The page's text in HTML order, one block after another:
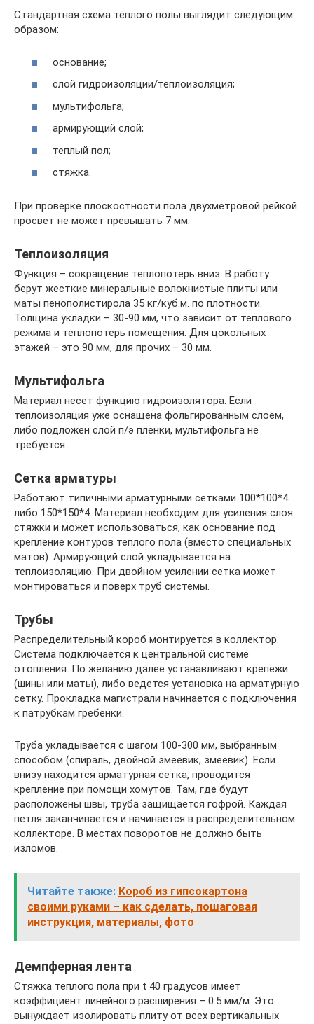
Стандартная схема теплого полы выглядит следующим
образом:
основание;
слой гидроизоляции/теплоизоляция;
мультифольга;
армирующий слой;
теплый пол;
стяжка.
При проверке плоскостности пола двухметровой рейкой
просвет не может превышать 7 мм.
Теплоизоляция
Функция – сокращение теплопотерь вниз. В работу
берут жесткие минеральные волокнистые плиты или
маты пенополистирола 35 кг/куб.м. по плотности.
Толщина укладки – 30-90 мм, что зависит от теплового
режима и теплопотерь помещения. Для цокольных
этажей – это 90 мм, для прочих – 30 мм.
Мультифольга
Материал несет функцию гидроизолятора. Если
теплоизоляция уже оснащена фольгированным слоем,
либо подложен слой п/э пленки, мультифольга не
требуется.
Сетка арматуры
Работают типичными арматурными сетками 100*100*4
либо 150*150*4. Материал необходим для усиления слоя
стяжки и может использоваться, как основание под
крепление контуров теплого пола (вместо специальных
матов). Армирующий слой укладывается на
теплоизоляцию. При двойном усилении сетка может
монтироваться и поверх труб системы.
Трубы
Распределительный короб монтируется в коллектор.
Система подключается к центральной системе
отопления. По желанию далее устанавливают крепежи
(шины или маты), либо ведется установка на арматурную
сетку. Прокладка магистрали начинается с подключения
к патрубкам гребенки.
Труба укладывается с шагом 100-300 мм, выбранным
способом (спираль, двойной змеевик, змеевик). Если
внизу находится арматурная сетка, проводится
крепление при помощи хомутов. Там, где будут
расположены швы, труба защищается гофрой. Каждая
петля заканчивается и начинается в распределительном
коллекторе. В местах поворотов не должно быть
изломов.
Читайте также: Короб из гипсокартона
своими руками – как сделать, пошаговая
инструкция, материалы, фото
Демпферная лента
Стяжка теплого пола при t 40 градусов имеет
коэффициент линейного расширения – 0.5 мм/м. Это
вынуждает изолировать плиту от всех вертикальных